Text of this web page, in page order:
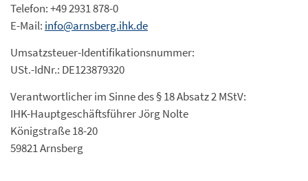
Telefon: +49 2931 878-0
E-Mail: info@arnsberg.ihk.de
Umsatzsteuer-Identifikationsnummer:
USt.-IdNr.: DE123879320
Verantwortlicher im Sinne des § 18 Absatz 2 MStV:
IHK-Hauptgeschäftsführer Jörg Nolte
Königstraße 18-20
59821 Arnsberg